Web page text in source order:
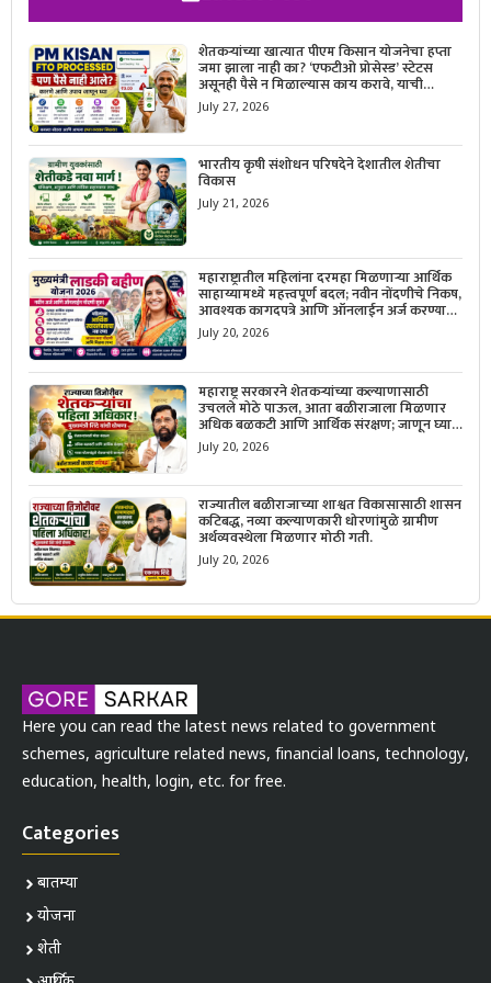
शेतकऱ्यांच्या खात्यात पीएम किसान योजनेचा हप्ता
जमा झाला नाही का? ‘एफटीओ प्रोसेस्ड’ स्टेटस
असूनही पैसे न मिळाल्यास काय करावे, याची
सविस्तर माहिती जाणून घ्या.
July 27, 2026
भारतीय कृषी संशोधन परिषदेने देशातील शेतीचा
विकास
July 21, 2026
महाराष्ट्रातील महिलांना दरमहा मिळणाऱ्या आर्थिक
साहाय्यामध्ये महत्त्वपूर्ण बदल; नवीन नोंदणीचे निकष,
आवश्यक कागदपत्रे आणि ऑनलाईन अर्ज करण्याची
सोपी प्रक्रिया जाणून घ्या.
July 20, 2026
महाराष्ट्र सरकारने शेतकऱ्यांच्या कल्याणासाठी
उचलले मोठे पाऊल, आता बळीराजाला मिळणार
अधिक बळकटी आणि आर्थिक संरक्षण; जाणून घ्या
सरकारचा नवा संकल्प.
July 20, 2026
राज्यातील बळीराजाच्या शाश्वत विकासासाठी शासन
कटिबद्ध, नव्या कल्याणकारी धोरणांमुळे ग्रामीण
अर्थव्यवस्थेला मिळणार मोठी गती.
July 20, 2026
Here you can read the latest news related to government
schemes, agriculture related news, financial loans, technology,
education, health, login, etc. for free.
Categories
बातम्या
योजना
शेती